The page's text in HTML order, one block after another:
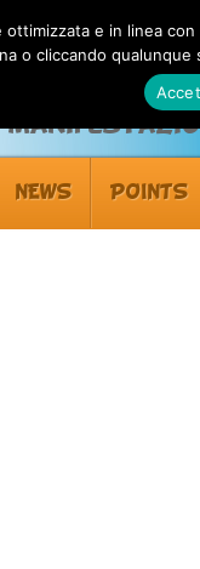
NEWS POINTS
e in linea
o cliccando